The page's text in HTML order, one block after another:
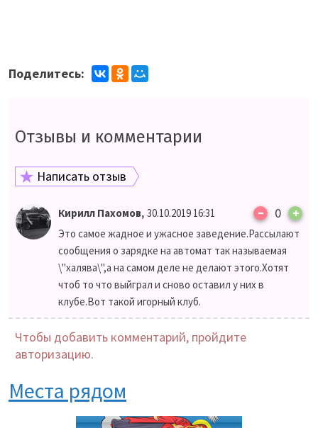
Поделитесь:
Отзывы и комментарии
Написать отзыв
Кирилл Пахомов, 30.10.2019 16:31 – 0 +
Это самое жадное и ужасное заведение.Рассылают
сообщения о зарядке на автомат так называемая
\"халява\",а на самом деле не делают этого.Хотят
чтоб то что выйграл и сново оставил у них в
клубе.Вот такой игорный клуб.
Чтобы добавить комментарий, пройдите
авторизацию.
Места рядом